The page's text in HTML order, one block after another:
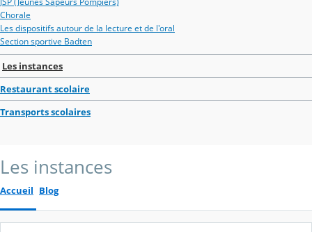
Chorale
Les dispositifs autour de la lecture et de l'oral
Section sportive Badten
Les instances
Restaurant scolaire
Transports scolaires
Les instances
Accueil Blog